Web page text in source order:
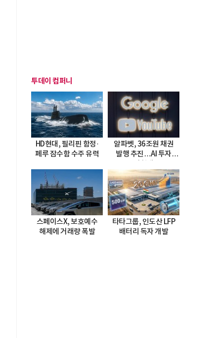
투데이 컴퍼니
HD현대, 필리핀 함정·
페루 잠수함 수주 유력
알파벳, 36조원 채권
발행 추진…AI 투자
스페이스X, 보호예수
해제에 거래량 폭발
타타그룹, 인도산 LFP
배터리 독자 개발